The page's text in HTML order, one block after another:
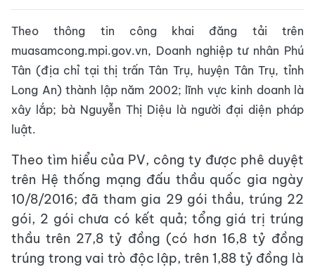
Theo thông tin công khai đăng tải trên
muasamcong.mpi.gov.vn, Doanh nghiệp tư nhân Phú
Tân (địa chỉ tại thị trấn Tân Trụ, huyện Tân Trụ, tỉnh
Long An) thành lập năm 2002; lĩnh vực kinh doanh là
xây lắp; bà Nguyễn Thị Diệu là người đại diện pháp
luật.
Theo tìm hiểu của PV, công ty được phê duyệt
trên Hệ thống mạng đấu thầu quốc gia ngày
10/8/2016; đã tham gia 29 gói thầu, trúng 22
gói, 2 gói chưa có kết quả; tổng giá trị trúng
thầu trên 27,8 tỷ đồng (có hơn 16,8 tỷ đồng
trúng trong vai trò độc lập, trên 1,88 tỷ đồng là